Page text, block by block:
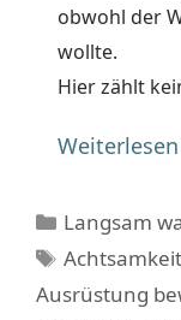
obwohl der
wollte.
Hier zählt
Weiterlesen
Kategorien
Langsam
Schlagwörter
Achtsamkeit
Ausrüstung